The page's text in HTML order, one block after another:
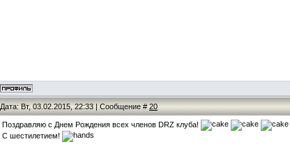
Дата: Вт, 03.02.2015, 22:33 | Сообщение # 20
Поздравляю с Днем Рождения всех членов DRZ клуба!
С шестилетием!